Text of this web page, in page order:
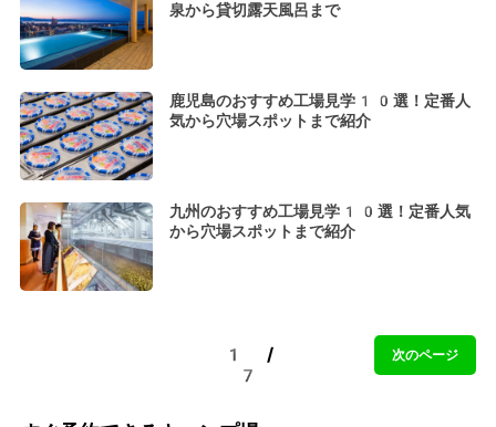
泉から貸切露天風呂まで
鹿児島のおすすめ工場見学10選！定番人
気から穴場スポットまで紹介
九州のおすすめ工場見学10選！定番人気
から穴場スポットまで紹介
1 /
7
次のページ